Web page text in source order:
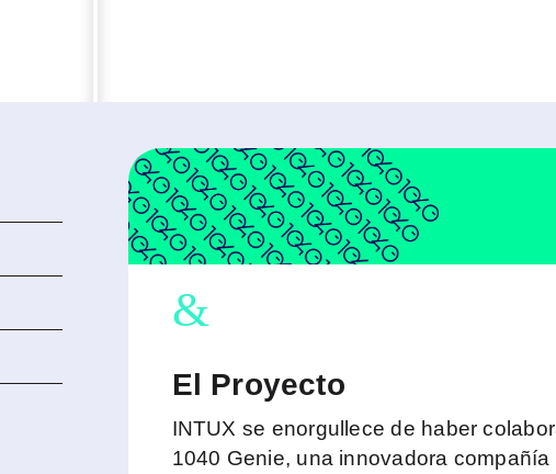
&
El Proyecto
INTUX se enorgullece de haber
1040 Genie, una innovadora compañía